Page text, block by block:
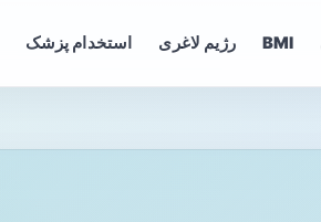
BMI رژیم لاغری استخدام پزشک